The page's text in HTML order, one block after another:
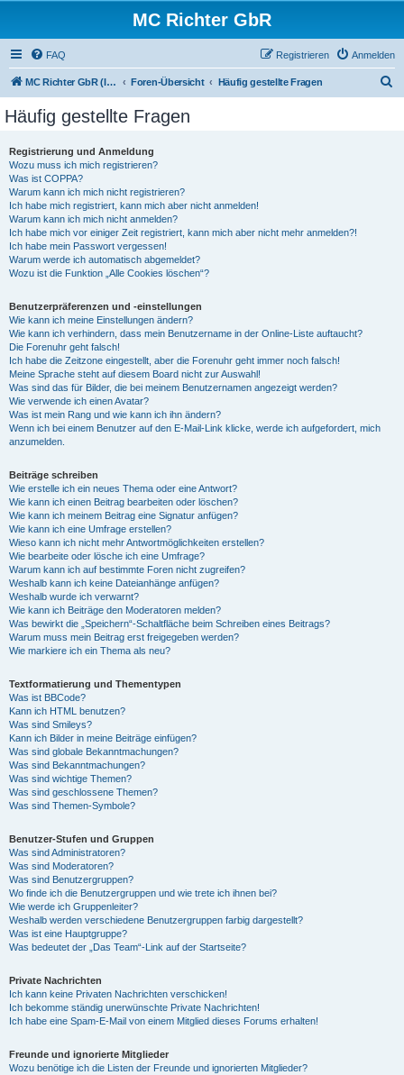
MC Richter GbR
FAQ Anmelden
Registrieren
MC Richter GbR (Impressum / Datenschutz) Foren-Übersicht Häufig gestellte Fragen
Häufig gestellte Fragen
Registrierung und Anmeldung
Wozu muss ich mich registrieren?
Was ist COPPA?
Warum kann ich mich nicht registrieren?
Ich habe mich registriert, kann mich aber nicht anmelden!
Warum kann ich mich nicht anmelden?
Ich habe mich vor einiger Zeit registriert, kann mich aber nicht mehr anmelden?!
Ich habe mein Passwort vergessen!
Warum werde ich automatisch abgemeldet?
Wozu ist die Funktion „Alle Cookies löschen“?
Benutzerpräferenzen und -einstellungen
Wie kann ich meine Einstellungen ändern?
Wie kann ich verhindern, dass mein Benutzername in der Online-Liste auftaucht?
Die Forenuhr geht falsch!
Ich habe die Zeitzone eingestellt, aber die Forenuhr geht immer noch falsch!
Meine Sprache steht auf diesem Board nicht zur Auswahl!
Was sind das für Bilder, die bei meinem Benutzernamen angezeigt werden?
Wie verwende ich einen Avatar?
Was ist mein Rang und wie kann ich ihn ändern?
Wenn ich bei einem Benutzer auf den E-Mail-Link klicke, werde ich aufgefordert, mich
anzumelden.
Beiträge schreiben
Wie erstelle ich ein neues Thema oder eine Antwort?
Wie kann ich einen Beitrag bearbeiten oder löschen?
Wie kann ich meinem Beitrag eine Signatur anfügen?
Wie kann ich eine Umfrage erstellen?
Wieso kann ich nicht mehr Antwortmöglichkeiten erstellen?
Wie bearbeite oder lösche ich eine Umfrage?
Warum kann ich auf bestimmte Foren nicht zugreifen?
Weshalb kann ich keine Dateianhänge anfügen?
Weshalb wurde ich verwarnt?
Wie kann ich Beiträge den Moderatoren melden?
Was bewirkt die „Speichern“-Schaltfläche beim Schreiben eines Beitrags?
Warum muss mein Beitrag erst freigegeben werden?
Wie markiere ich ein Thema als neu?
Textformatierung und Thementypen
Was ist BBCode?
Kann ich HTML benutzen?
Was sind Smileys?
Kann ich Bilder in meine Beiträge einfügen?
Was sind globale Bekanntmachungen?
Was sind Bekanntmachungen?
Was sind wichtige Themen?
Was sind geschlossene Themen?
Was sind Themen-Symbole?
Benutzer-Stufen und Gruppen
Was sind Administratoren?
Was sind Moderatoren?
Was sind Benutzergruppen?
Wo finde ich die Benutzergruppen und wie trete ich ihnen bei?
Wie werde ich Gruppenleiter?
Weshalb werden verschiedene Benutzergruppen farbig dargestellt?
Was ist eine Hauptgruppe?
Was bedeutet der „Das Team“-Link auf der Startseite?
Private Nachrichten
Ich kann keine Privaten Nachrichten verschicken!
Ich bekomme ständig unerwünschte Private Nachrichten!
Ich habe eine Spam-E-Mail von einem Mitglied dieses Forums erhalten!
Freunde und ignorierte Mitglieder
Wozu benötige ich die Listen der Freunde und ignorierten Mitglieder?